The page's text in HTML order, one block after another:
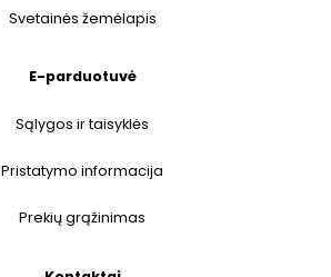
Svetainės žemėlapis
E-parduotuvė
Sąlygos ir taisyklės
Pristatymo informacija
Prekių grąžinimas